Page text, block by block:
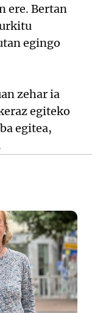
ere. Bertan
egingo
zehar ia
egiteko
egitea,